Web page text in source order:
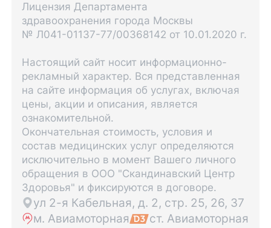
Лицензия Департамента
здравоохранения города Москвы
№ Л041-01137-77/00368142 от 10.01.2020 г.
Настоящий сайт носит информационно-
рекламный характер. Вся представленная
на сайте информация об услугах, включая
цены, акции и описания, является
ознакомительной.
Окончательная стоимость, условия и
состав медицинских услуг определяются
исключительно в момент Вашего личного
обращения в ООО "Скандинавский Центр
Здоровья" и фиксируются в договоре.
ул 2-я Кабельная, д. 2, стр. 25, 26, 37
м. Авиамоторная
ст. Авиамоторная